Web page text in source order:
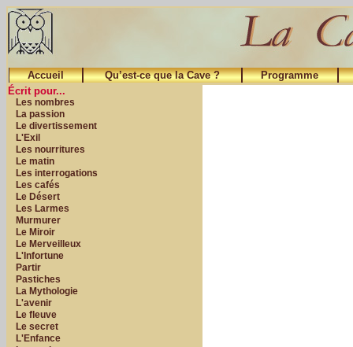
Accueil Qu’est-ce que la Cave ?
Programme
Écrit pour...
Les nombres
La passion
Le divertissement
L'Exil
Les nourritures
Le matin
Les interrogations
Les cafés
Le Désert
Les Larmes
Murmurer
Le Miroir
Le Merveilleux
L'Infortune
Partir
Pastiches
La Mythologie
L'avenir
Le fleuve
Le secret
L'Enfance